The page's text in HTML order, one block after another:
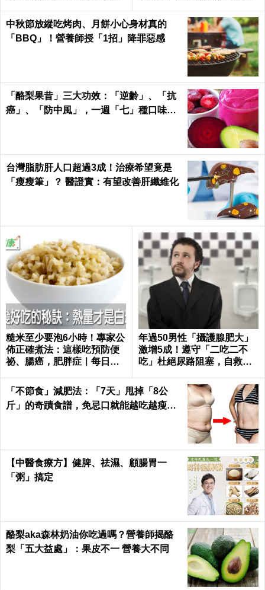
中秋節放縱吃烤肉、月餅小心身材真的
「BBQ」！營養師授「1招」降罪惡感
「酪梨果昔」三大功效：「逆齡」、「抗
癌」、「防中風」，一週「七」種口味，
台灣脂肪肝人口超過3成！治療希望竟是
「瘦瘦筆」？ 醫證實：有望改善肝纖維化
糙米至少要泡6小時！專家公
佈正確煮法：這樣吃預防便
祕、腸癌，肥胖症｜每日健
年過50男性「攝護腺肥大」
激增5成！遵守「二吃二不
吃」杜絕尿路阻塞，自救下
「不節食」減肥法：「7天」甩掉「8公
斤」的奇蹟食譜，免忌口就能越吃越瘦｜
【中醫食療方】健脾、祛濕、顧腸胃一
「粥」搞定
酪梨aka森林奶油你吃過嗎？營養師揭酪
梨「五大益處」：果皮不一 營養大不同